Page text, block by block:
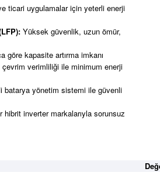
ticari uygulamalar için yeterli enerji
Yüksek güvenlik, uzun ömür,
göre kapasite artırma imkanı
verimliliği ile minimum enerji
batarya yönetim sistemi ile güvenli
hibrit inverter markalarıyla sorunsuz